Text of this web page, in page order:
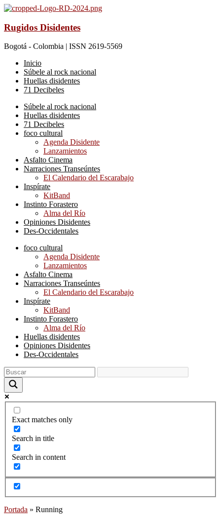
Rugidos Disidentes
Bogotá - Colombia | ISSN 2619-5569
Inicio
Súbele al rock nacional
Huellas disidentes
71 Decibeles
Súbele al rock nacional
Huellas disidentes
71 Decibeles
foco cultural
Agenda Disidente
Lanzamientos
Asfalto Cinema
Narraciones Transeúntes
El Calendario del Escarabajo
Inspírate
KitBand
Instinto Forastero
Alma del Río
Opiniones Disidentes
Des-Occidentales
foco cultural
Agenda Disidente
Lanzamientos
Asfalto Cinema
Narraciones Transeúntes
El Calendario del Escarabajo
Inspírate
KitBand
Instinto Forastero
Alma del Río
Huellas disidentes
Opiniones Disidentes
Des-Occidentales
Exact matches only
Search in title
Search in content
Portada » Running